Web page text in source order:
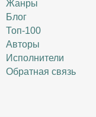
Жанры
Блог
Топ-100
Авторы
Исполнители
Обратная связь